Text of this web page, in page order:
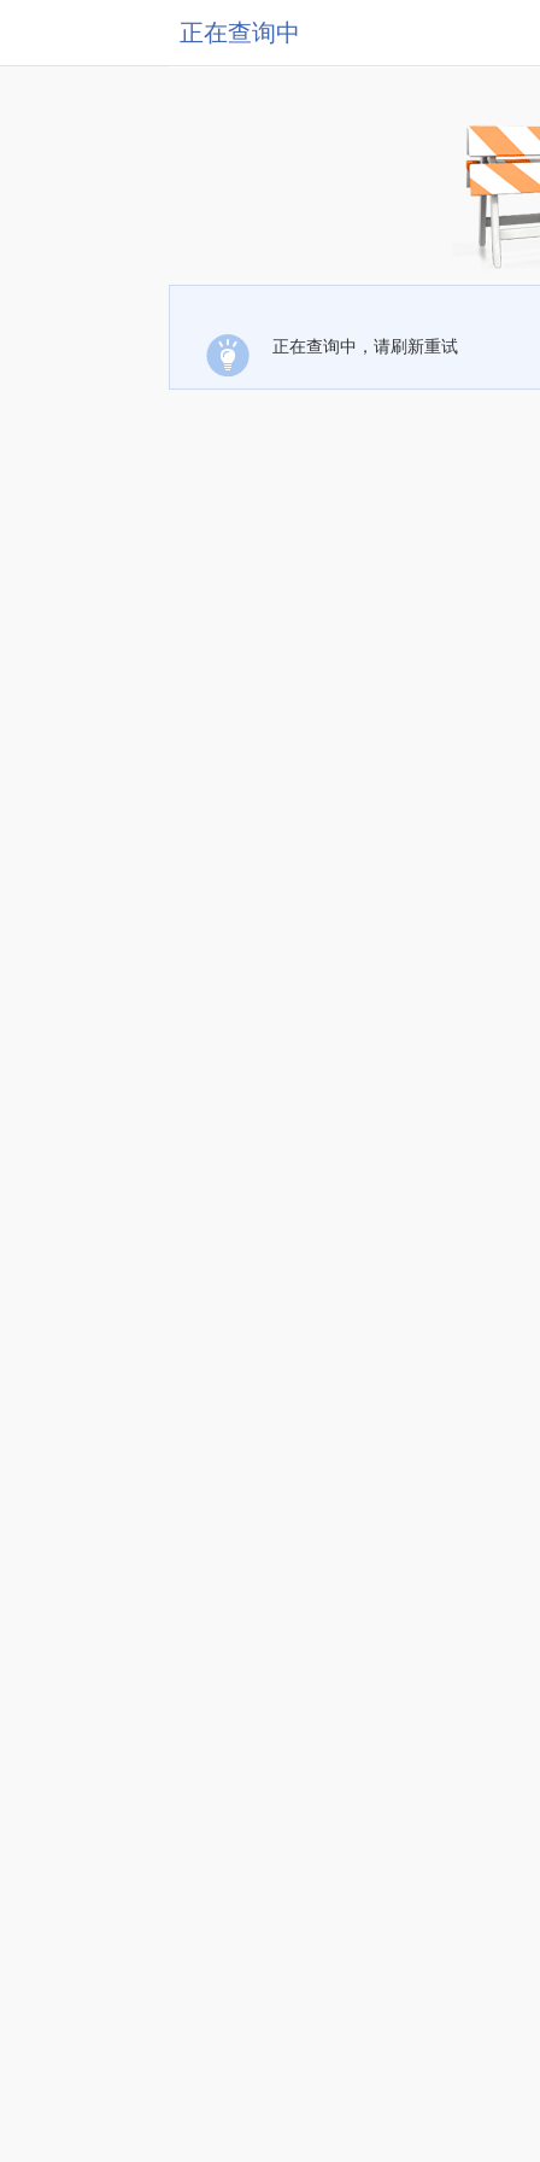
正在查询中
正在查询中，请刷新重试